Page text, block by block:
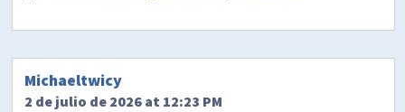
Michaeltwicy
2 de julio de 2026 at 12:23 PM